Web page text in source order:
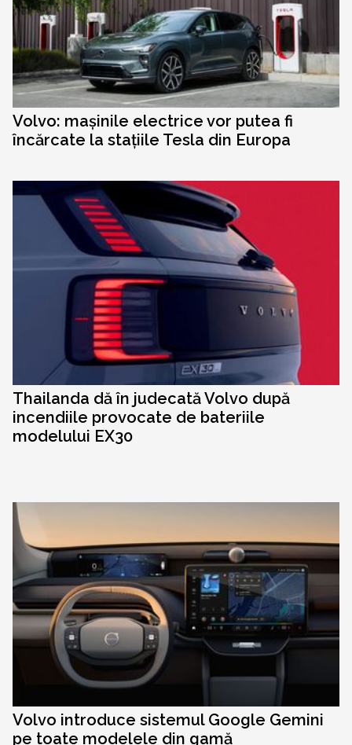
Volvo: mașinile electrice vor putea fi
încărcate la stațiile Tesla din Europa
Thailanda dă în judecată Volvo după
incendiile provocate de bateriile
modelului EX30
Volvo introduce sistemul Google Gemini
pe toate modelele din gamă